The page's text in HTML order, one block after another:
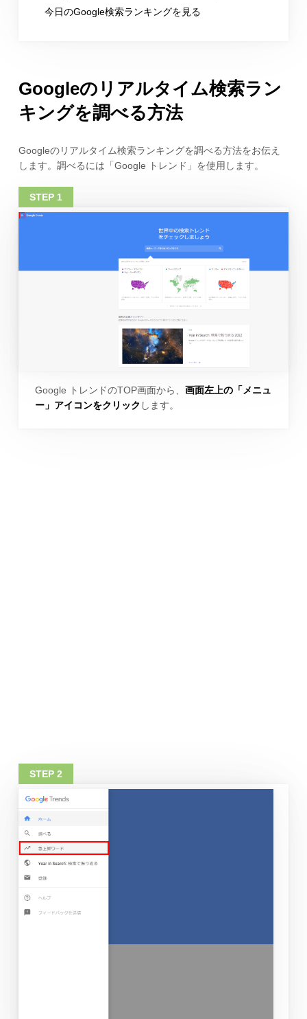
今日のGoogle検索ランキングを見る
Googleのリアルタイム検索ラン
キングを調べる方法
Googleのリアルタイム検索ランキングを調べる方法をお伝え
します。調べるには「Google トレンド」を使用します。
Google トレンドのTOP画面から、 画面左上の「メニュ
ー」アイコンをクリック します。